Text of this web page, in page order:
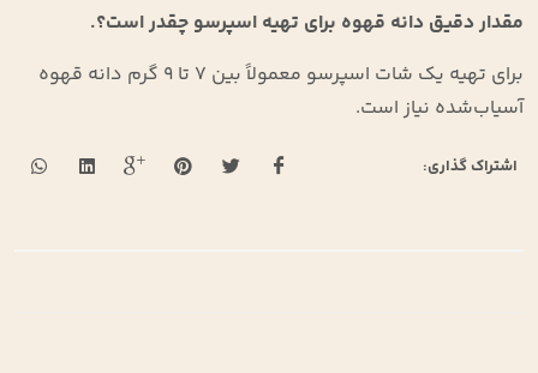
مقدار دقیق دانه قهوه برای تهیه اسپرسو چقدر است؟.
برای تهیه یک شات اسپرسو معمولاً بین 7 تا 9 گرم دانه قهوه
آسیاب‌شده نیاز است.
اشتراک گذاری: